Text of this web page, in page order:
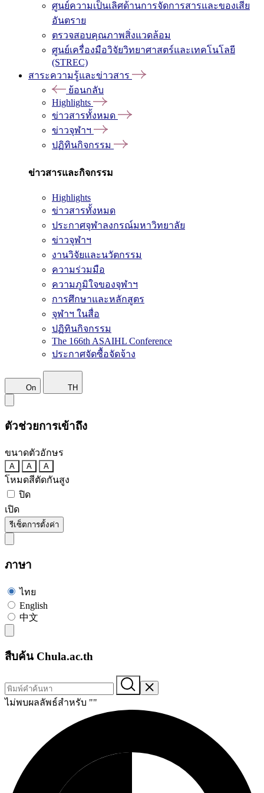
ศูนย์ความเป็นเลิศด้านการจัดการสารและของเสีย
อันตราย
ตรวจสอบคุณภาพสิ่งแวดล้อม
ศูนย์เครื่องมือวิจัยวิทยาศาสตร์และเทคโนโลยี
(STREC)
สาระความรู้และข่าวสาร
ย้อนกลับ
Highlights
ข่าวสารทั้งหมด
ข่าวจุฬาฯ
ปฏิทินกิจกรรม
ข่าวสารและกิจกรรม
Highlights
ข่าวสารทั้งหมด
ประกาศจุฬาลงกรณ์มหาวิทยาลัย
ข่าวจุฬาฯ
งานวิจัยและนวัตกรรม
ความร่วมมือ
ความภูมิใจของจุฬาฯ
การศึกษาและหลักสูตร
จุฬาฯ ในสื่อ
ปฏิทินกิจกรรม
The 166th ASAIHL Conference
ประกาศจัดซื้อจัดจ้าง
On TH
ตัวช่วยการเข้าถึง
ขนาดตัวอักษร
A A A
โหมดสีตัดกันสูง
ปิด
เปิด
รีเซ็ตการตั้งค่า
ภาษา
ไทย
English
中文
สืบค้น Chula.ac.th
ไม่พบผลลัพธ์สำหรับ ""